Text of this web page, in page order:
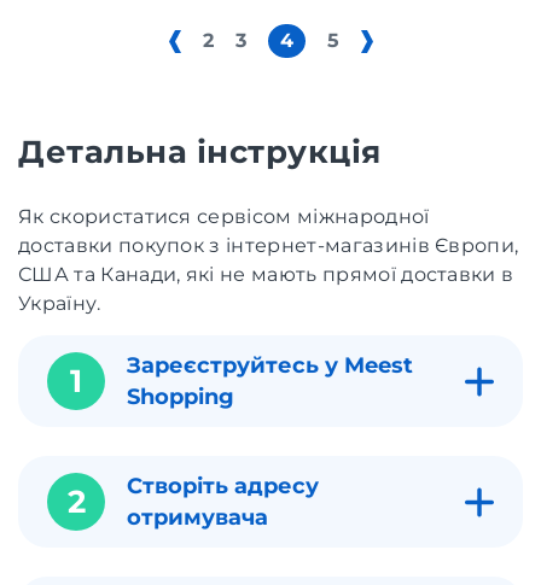
2 3 4 5
Детальна інструкція
Як скористатися сервісом міжнародної
доставки покупок з інтернет-магазинів Європи,
США та Канади, які не мають прямої доставки в
Україну.
1
Зареєструйтесь у Meest
Shopping
2
Створіть адресу
отримувача